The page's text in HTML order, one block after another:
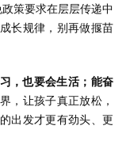
策要求在层层传递中
长规律，别再做揠苗
，也要会生活；能奋
，让孩子真正放松，
出发才更有劲头、更